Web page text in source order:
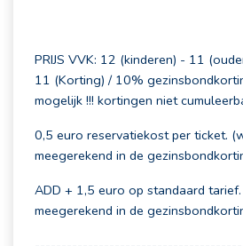
PRIJS VVK: 12 (kinderen) - 11
11 (Korting) / 10%
mogelijk !!! kortingen niet
0,5 euro reservatiekost per ticket.
meegerekend in de
ADD + 1,5 euro op standaard
meegerekend in de